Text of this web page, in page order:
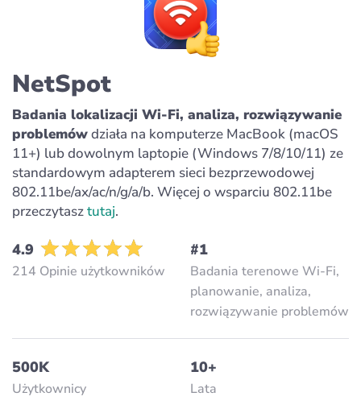
NetSpot
Badania lokalizacji Wi-Fi, analiza, rozwiązywanie
problemówdziała na komputerze MacBook (macOS
11+) lub dowolnym laptopie (Windows 7/8/10/11) ze
standardowym adapterem sieci bezprzewodowej
802.11be/ax/ac/n/g/a/b. Więcej o wsparciu 802.11be
przeczytasztutaj.
4.9
214 Opinie użytkowników
#1
Badania terenowe Wi-Fi,
planowanie, analiza,
rozwiązywanie problemów
500K
Użytkownicy
10+
Lata